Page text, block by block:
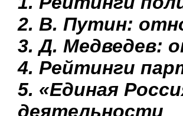
2. В. Путин:
3. Д. Медведев:
4. Рейтинги
5. «Единая
деятельности